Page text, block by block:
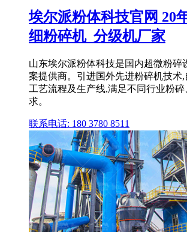
埃尔派粉体科技官网 20
细粉碎机_分级机厂家
山东埃尔派粉体科技是国内超微粉碎
案提供商。引进国外先进粉碎机技术
工艺流程及生产线,满足不同行业粉
求。
联系电话: 180 3780 8511